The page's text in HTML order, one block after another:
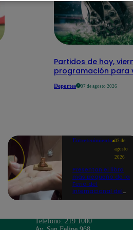
Partidos de hoy,
programación para
Deportes 07 de agosto 2026
Entretenimiento 07 de
agosto
2026
Presentan el libro
más pequeño de la
Feria del
Internacional del
Teléfono: 219 1000